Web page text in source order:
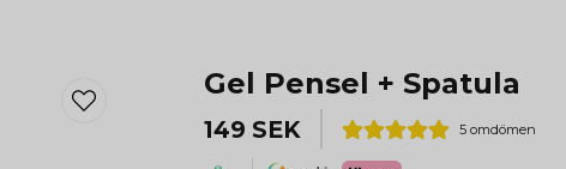
Gel Pensel + Spatula
149 SEK 5 omdömen